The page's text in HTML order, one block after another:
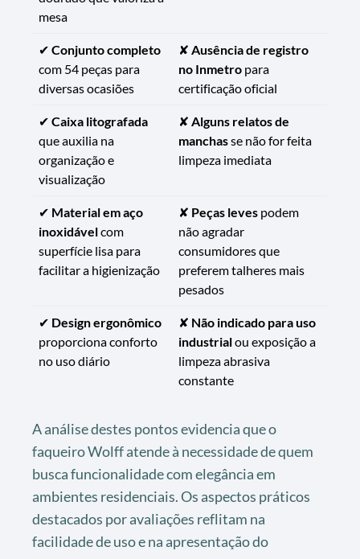
mesa
✔ Conjunto completo
com 54 peças para
diversas ocasiões
✘ Ausência de registro
no Inmetro para
certificação oficial
✔ Caixa litografada
que auxilia na
organização e
visualização
✘ Alguns relatos de
manchasse não for feita
limpeza imediata
✔ Material em aço
inoxidávelcom
superfície lisa para
facilitar a higienização
✘ Peças leves podem
não agradar
consumidores que
preferem talheres mais
pesados
✔ Design ergonômico
proporciona conforto
no uso diário
✘ Não indicado para uso
industrialou exposição a
limpeza abrasiva
constante
A análise destes pontos evidencia que o
faqueiro Wolff atende à necessidade de quem
busca funcionalidade com elegância em
ambientes residenciais. Os aspectos práticos
destacados por avaliações reflitam na
facilidade de uso e na apresentação do